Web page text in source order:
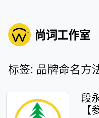
尚词工作室
标签: 品牌命名方
段
【